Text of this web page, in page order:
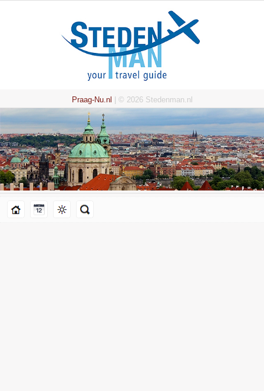
Praag-Nu.nl | © 2026 Stedenman.nl